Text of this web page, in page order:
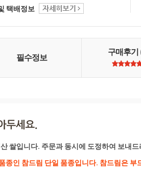
택배정보
필수정보
구매후기
쌀입니다. 주문과 동시에 도정하여 보내
종인 참드림 단일 품종입니다. 참드림은